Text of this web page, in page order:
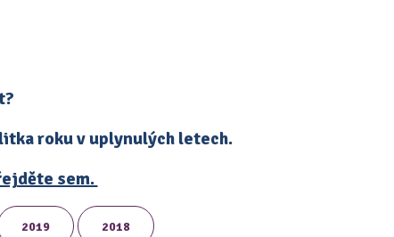
roku v uplynulých letech.
sem.
2019 2018